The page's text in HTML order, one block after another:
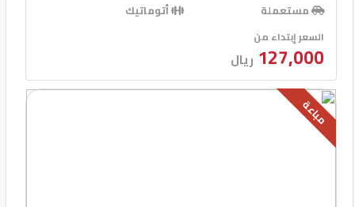
مستعملة
أتوماتيك
السعر إبتداء من
127,000 ريال
مباعة